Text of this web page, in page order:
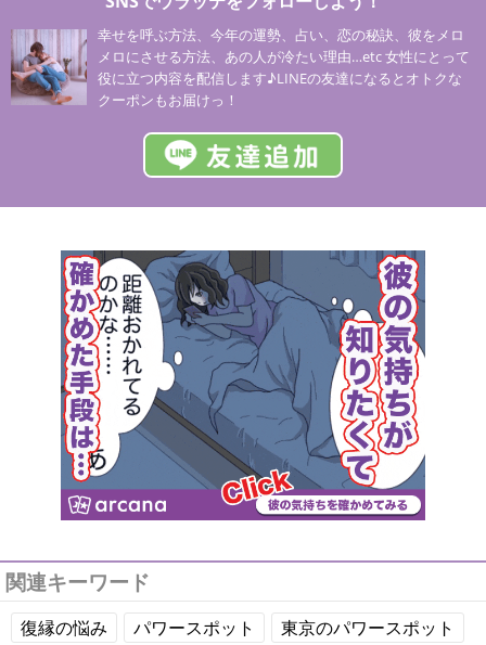
幸せを呼ぶ方法、今年の運勢、占い、恋の秘訣、彼をメロ
メロにさせる方法、あの人が冷たい理由…etc 女性にとって
役に立つ内容を配信します♪LINEの友達になるとオトクな
クーポンもお届けっ！
関連キーワード
復縁の悩み パワースポット 東京のパワースポット